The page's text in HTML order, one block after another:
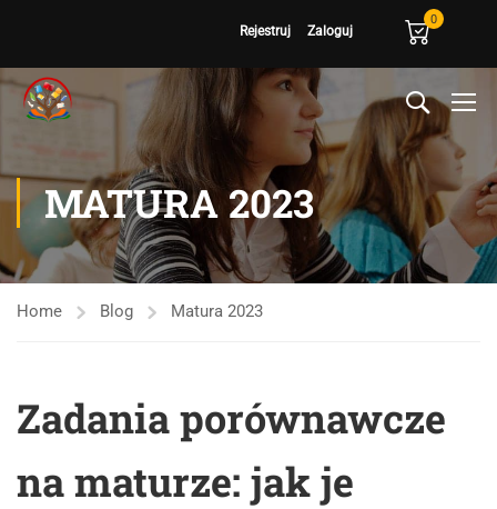
Rejestruj Zaloguj
0
MATURA 2023
Home Blog Matura 2023
Zadania porównawcze
na maturze: jak je